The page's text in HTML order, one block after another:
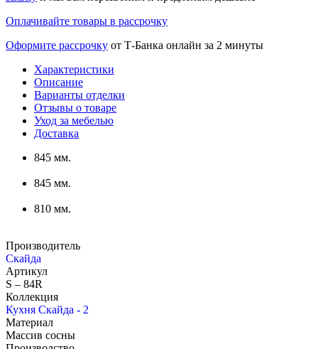
Оплачивайте товары в рассрочку
Оформите рассрочку от Т-Банка онлайн за 2 минуты
Характеристики
Описание
Варианты отделки
Отзывы о товаре
Уход за мебелью
Доставка
845 мм.
845 мм.
810 мм.
Производитель
Скайда
Артикул
S – 84R
Коллекция
Кухня Скайда - 2
Материал
Массив сосны